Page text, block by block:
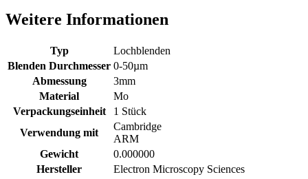
Weitere Informationen
Typ
Lochblenden
Blenden Durchmesser 0-50µm
Abmessung
3mm
Material
Mo
Verpackungseinheit
1 Stück
Verwendung mit
Cambridge
ARM
Gewicht
0.000000
Hersteller
Electron Microscopy Sciences